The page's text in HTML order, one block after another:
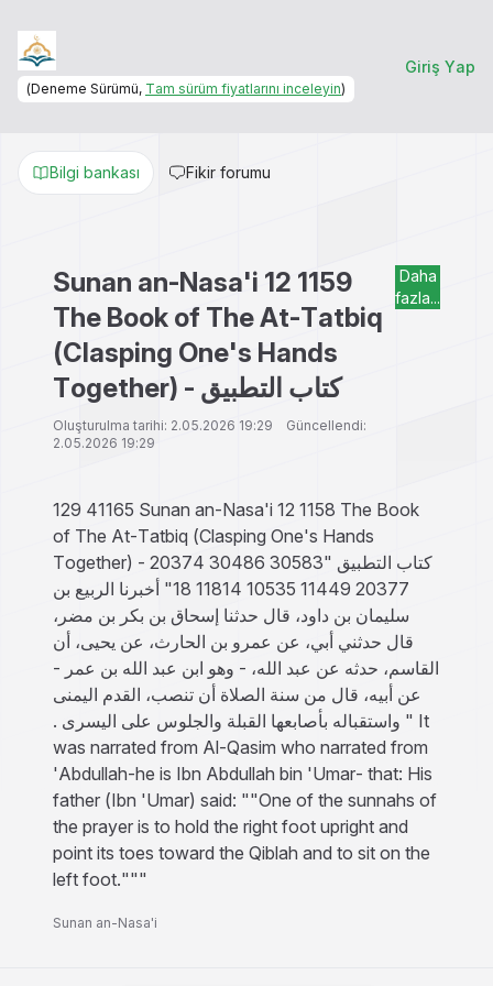
(Deneme Sürümü, Tam sürüm fiyatlarını inceleyin)
Giriş Yap
Bilgi bankası Fikir forumu
Sunan an-Nasa'i 12 1159
The Book of The At-Tatbiq
(Clasping One's Hands
Together) - كتاب التطبيق
Oluşturulma tarihi: 2.05.2026 19:29 Güncellendi:
2.05.2026 19:29
Daha
fazla...
129 41165 Sunan an-Nasa'i 12 1158 The Book
of The At-Tatbiq (Clasping One's Hands
Together) - كتاب التطبيق "30583 30486 20374
20377 11449 10535 11814 18" أخبرنا الربيع بن
سليمان بن داود، قال حدثنا إسحاق بن بكر بن مضر،
قال حدثني أبي، عن عمرو بن الحارث، عن يحيى، أن
القاسم، حدثه عن عبد الله، - وهو ابن عبد الله بن عمر -
عن أبيه، قال من سنة الصلاة أن تنصب، القدم اليمنى
واستقباله بأصابعها القبلة والجلوس على اليسرى ‏.‏ " It
was narrated from Al-Qasim who narrated from
'Abdullah-he is Ibn Abdullah bin 'Umar- that: His
father (Ibn 'Umar) said: ""One of the sunnahs of
the prayer is to hold the right foot upright and
point its toes toward the Qiblah and to sit on the
left foot."""
Sunan an-Nasa'i